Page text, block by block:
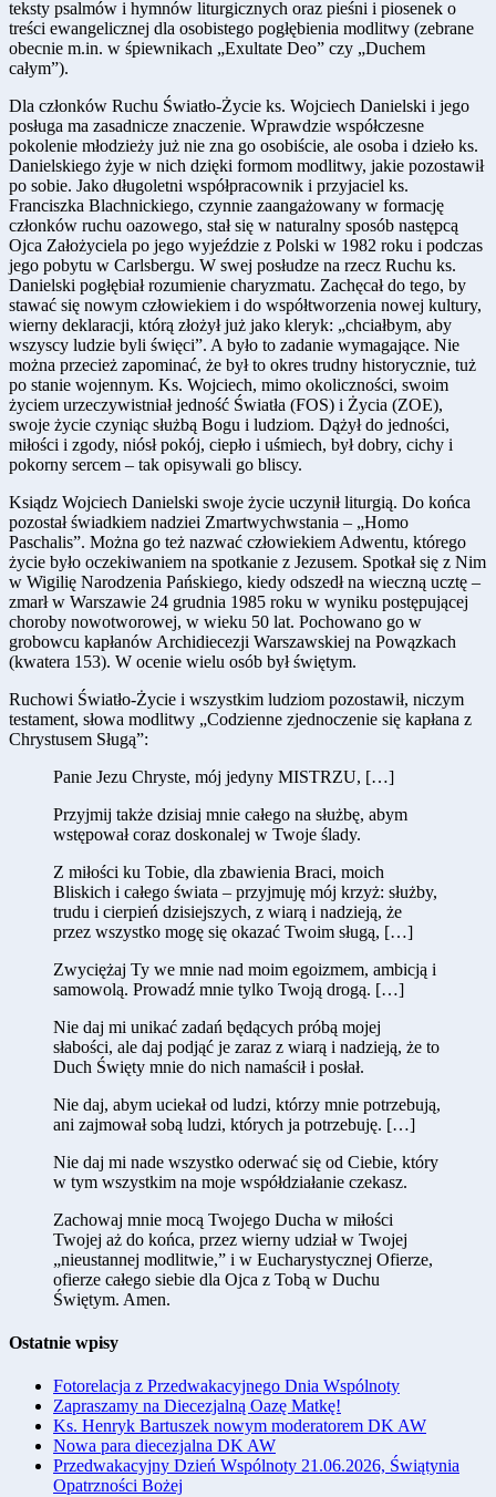
teksty psalmów i hymnów liturgicznych oraz pieśni i piosenek o
treści ewangelicznej dla osobistego pogłębienia modlitwy (zebrane
obecnie m.in. w śpiewnikach „Exultate Deo” czy „Duchem
całym”).
Dla członków Ruchu Światło-Życie ks. Wojciech Danielski i jego
posługa ma zasadnicze znaczenie. Wprawdzie współczesne
pokolenie młodzieży już nie zna go osobiście, ale osoba i dzieło ks.
Danielskiego żyje w nich dzięki formom modlitwy, jakie pozostawił
po sobie. Jako długoletni współpracownik i przyjaciel ks.
Franciszka Blachnickiego, czynnie zaangażowany w formację
członków ruchu oazowego, stał się w naturalny sposób następcą
Ojca Założyciela po jego wyjeździe z Polski w 1982 roku i podczas
jego pobytu w Carlsbergu. W swej posłudze na rzecz Ruchu ks.
Danielski pogłębiał rozumienie charyzmatu. Zachęcał do tego, by
stawać się nowym człowiekiem i do współtworzenia nowej kultury,
wierny deklaracji, którą złożył już jako kleryk: „chciałbym, aby
wszyscy ludzie byli święci”. A było to zadanie wymagające. Nie
można przecież zapominać, że był to okres trudny historycznie, tuż
po stanie wojennym. Ks. Wojciech, mimo okoliczności, swoim
życiem urzeczywistniał jedność Światła (FOS) i Życia (ZOE),
swoje życie czyniąc służbą Bogu i ludziom. Dążył do jedności,
miłości i zgody, niósł pokój, ciepło i uśmiech, był dobry, cichy i
pokorny sercem – tak opisywali go bliscy.
Ksiądz Wojciech Danielski swoje życie uczynił liturgią. Do końca
pozostał świadkiem nadziei Zmartwychwstania – „Homo
Paschalis”. Można go też nazwać człowiekiem Adwentu, którego
życie było oczekiwaniem na spotkanie z Jezusem. Spotkał się z Nim
w Wigilię Narodzenia Pańskiego, kiedy odszedł na wieczną ucztę –
zmarł w Warszawie 24 grudnia 1985 roku w wyniku postępującej
choroby nowotworowej, w wieku 50 lat. Pochowano go w
grobowcu kapłanów Archidiecezji Warszawskiej na Powązkach
(kwatera 153). W ocenie wielu osób był świętym.
Ruchowi Światło-Życie i wszystkim ludziom pozostawił, niczym
testament, słowa modlitwy „Codzienne zjednoczenie się kapłana z
Chrystusem Sługą”:
Panie Jezu Chryste, mój jedyny MISTRZU, […]
Przyjmij także dzisiaj mnie całego na służbę, abym
wstępował coraz doskonalej w Twoje ślady.
Z miłości ku Tobie, dla zbawienia Braci, moich
Bliskich i całego świata – przyjmuję mój krzyż: służby,
trudu i cierpień dzisiejszych, z wiarą i nadzieją, że
przez wszystko mogę się okazać Twoim sługą, […]
Zwyciężaj Ty we mnie nad moim egoizmem, ambicją i
samowolą. Prowadź mnie tylko Twoją drogą. […]
Nie daj mi unikać zadań będących próbą mojej
słabości, ale daj podjąć je zaraz z wiarą i nadzieją, że to
Duch Święty mnie do nich namaścił i posłał.
Nie daj, abym uciekał od ludzi, którzy mnie potrzebują,
ani zajmował sobą ludzi, których ja potrzebuję. […]
Nie daj mi nade wszystko oderwać się od Ciebie, który
w tym wszystkim na moje współdziałanie czekasz.
Zachowaj mnie mocą Twojego Ducha w miłości
Twojej aż do końca, przez wierny udział w Twojej
„nieustannej modlitwie,” i w Eucharystycznej Ofierze,
ofierze całego siebie dla Ojca z Tobą w Duchu
Świętym. Amen.
Ostatnie wpisy
Fotorelacja z Przedwakacyjnego Dnia Wspólnoty
Zapraszamy na Diecezjalną Oazę Matkę!
Ks. Henryk Bartuszek nowym moderatorem DK AW
Nowa para diecezjalna DK AW
Przedwakacyjny Dzień Wspólnoty 21.06.2026, Świątynia
Opatrzności Bożej